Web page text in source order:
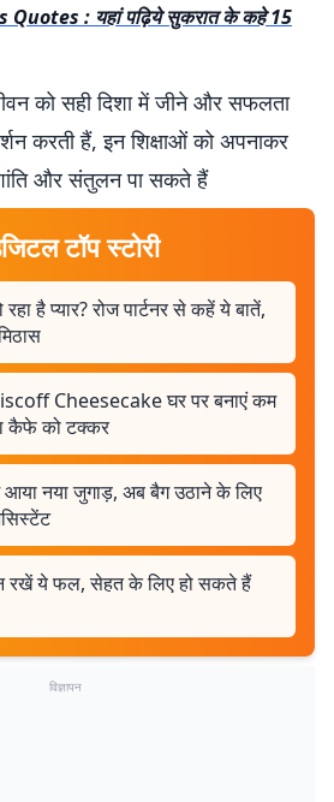
Quotes : यहां पढ़िये सुकरात के कहे 15
को सही दिशा में जीने और सफलता
करती हैं, इन शिक्षाओं को अपनाकर
और संतुलन पा सकते हैं
टॉप स्टोरी
है प्यार? रोज पार्टनर से कहें ये बातें,
Cheesecake घर पर बनाएं कम
कैफे को टक्कर
आया नया जुगाड़, अब बैग उठाने के लिए
रखें ये फल, सेहत के लिए हो सकते हैं
विज्ञापन